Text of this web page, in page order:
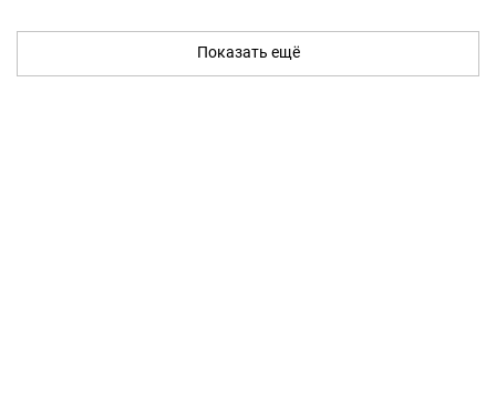
Показать ещё